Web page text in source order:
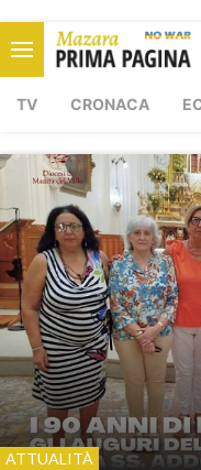
TV CRONACA
ATTUALITÀ